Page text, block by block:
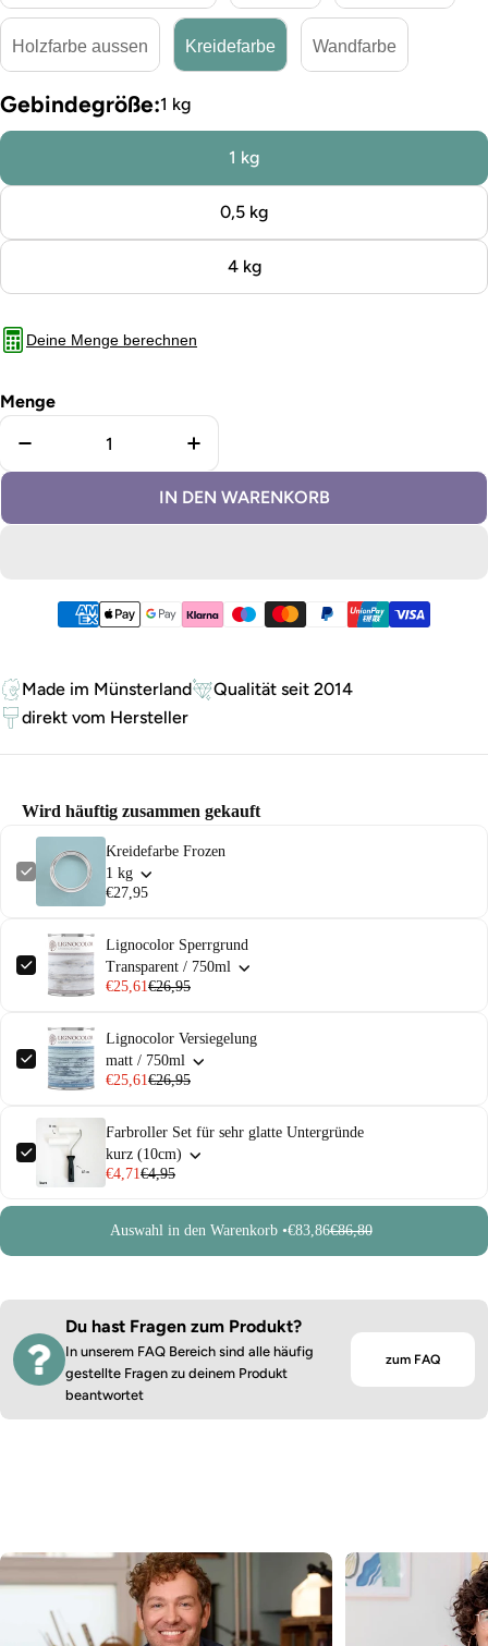
Holzfarbe aussen Kreidefarbe Wandfarbe
Gebindegröße:1 kg
1 kg
0,5 kg
4 kg
Deine Menge berechnen
Menge
Menge für Kreidefarbe Frozen verringern
Menge für Kreidefarbe Frozen
IN DEN WARENKORB
Zahlungsmethoden
Made im Münsterland
Qualität seit 2014
direkt vom Hersteller
Wird häuftig zusammen gekauft
Kreidefarbe Frozen
1 kg
€27,95
Lignocolor Sperrgrund
Transparent / 750ml
€25,61€26,95
Lignocolor Versiegelung
matt / 750ml
€25,61€26,95
Farbroller Set für sehr glatte Untergründe
kurz (10cm)
€4,71€4,95
Auswahl in den Warenkorb •€83,86€86,80
Du hast Fragen zum Produkt?
In unserem FAQ Bereich sind alle häufig
gestellte Fragen zu deinem Produkt
beantwortet
zum FAQ